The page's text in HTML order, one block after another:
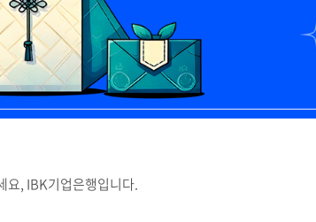
요, IBK기업은행입니다.